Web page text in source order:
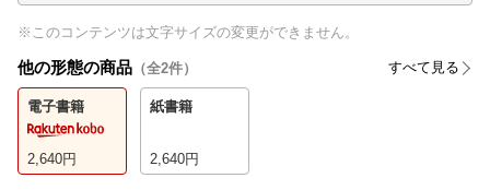
※このコンテンツは文字サイズの変更ができません。
他の形態の商品 （全2件） すべて見る
電子書籍
2,640円
紙書籍
2,640円